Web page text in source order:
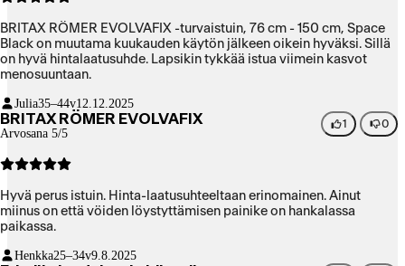
BRITAX RÖMER EVOLVAFIX -turvaistuin, 76 cm - 150 cm, Space
Black on muutama kuukauden käytön jälkeen oikein hyväksi. Sillä
on hyvä hintalaatusuhde. Lapsikin tykkää istua viimein kasvot
menosuuntaan.
Julia35–44v12.12.2025
BRITAX RÖMER EVOLVAFIX
Arvosana 5/5
1 0
Hyvä perus istuin. Hinta-laatusuhteeltaan erinomainen. Ainut
miinus on että vöiden löystyttämisen painike on hankalassa
paikassa.
Henkka25–34v9.8.2025